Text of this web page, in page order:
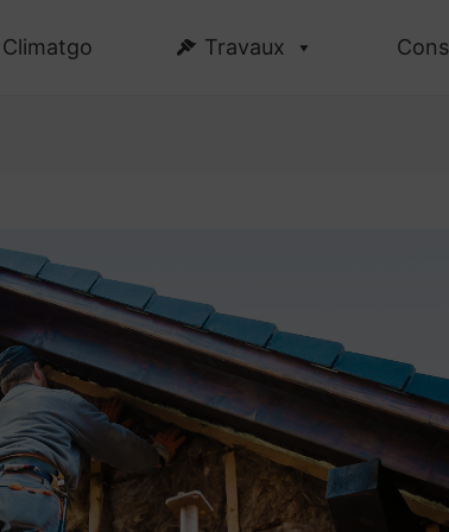
Climatgo Travaux